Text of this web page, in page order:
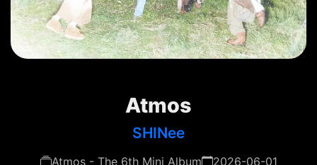
Atmos
SHINee
Atmos - The 6th Mini Album
2026-06-01